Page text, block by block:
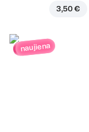
3,50 €
naujiena